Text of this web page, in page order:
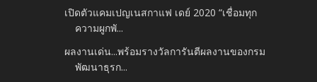
เปิดตัวแคมเปญเนสกาแฟ เดย์ 2020 “เชื่อมทุก
ความผูกพั...
ผลงานเด่น...พร้อมรางวัลการันตีผลงานของกรม
พัฒนาธุรก...